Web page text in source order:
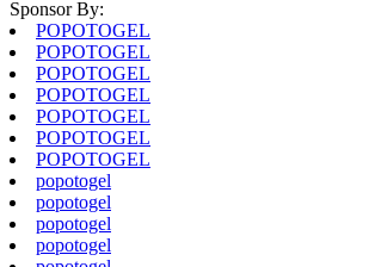
Sponsor By:
POPOTOGEL
POPOTOGEL
POPOTOGEL
POPOTOGEL
POPOTOGEL
POPOTOGEL
POPOTOGEL
popotogel
popotogel
popotogel
popotogel